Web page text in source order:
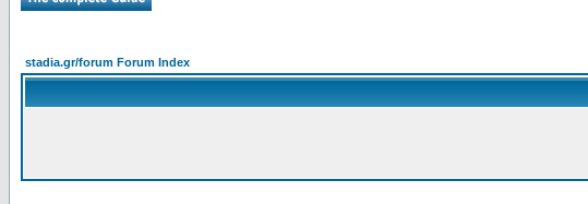
stadia.gr/forum Forum Index